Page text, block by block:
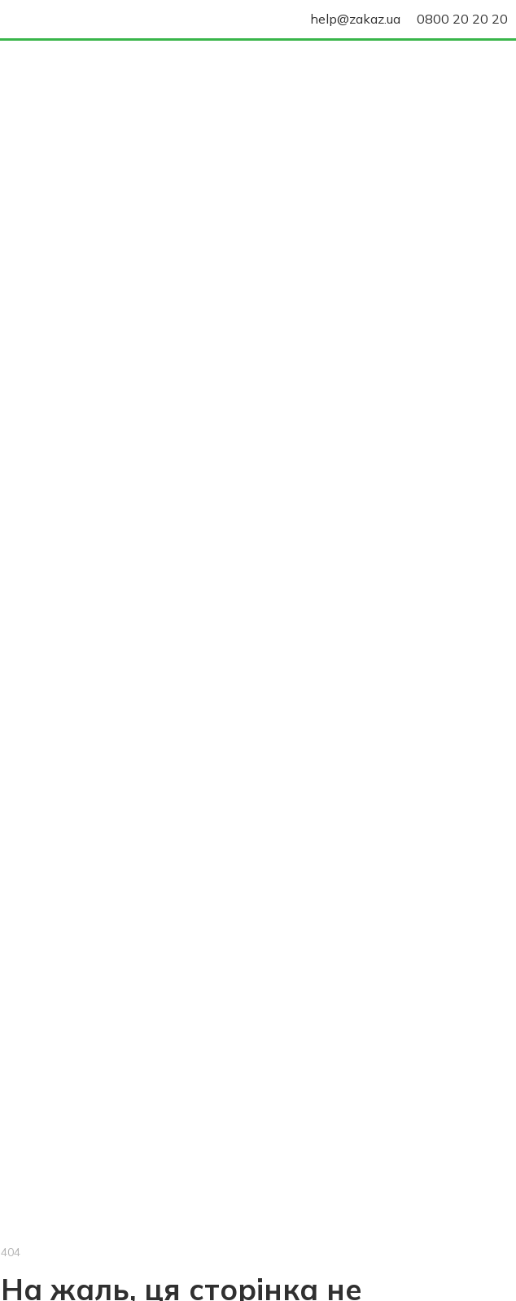
help@zakaz.ua 0800 20 20 20
404
На жаль, ця сторінка не